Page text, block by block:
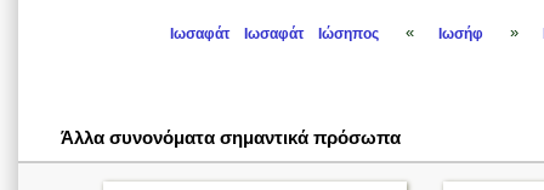
Ιωσαφάτ Ιωσαφάτ Ιώσηπος « Ιωσήφ »
Άλλα συνονόματα σημαντικά πρόσωπα